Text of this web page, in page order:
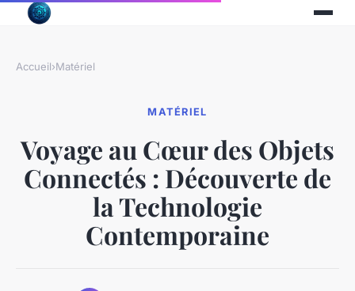
Accueil›Matériel
MATÉRIEL
Voyage au Cœur des Objets
Connectés : Découverte de
la Technologie
Contemporaine